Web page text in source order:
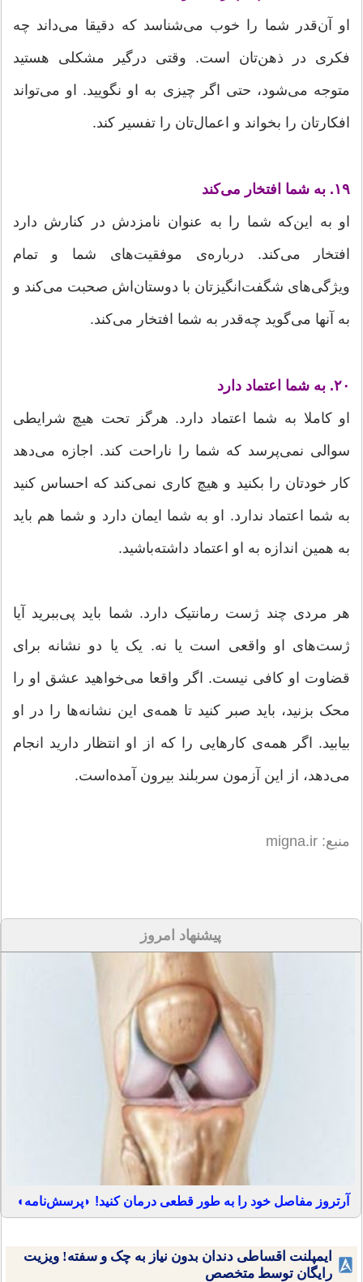
او آن‌قدر شما را خوب می‌شناسد که دقیقا می‌داند چه
فکری در ذهن‌تان است. وقتی درگیر مشکلی هستید
متوجه می‌شود، حتی اگر چیزی به او نگویید. او می‌تواند
افکارتان را بخواند و اعمال‌تان را تفسیر کند.
۱۹. به شما افتخار می‌کند
او به این‌که شما را به عنوان نامزدش در کنارش دارد
افتخار می‌کند. درباره‌ی موفقیت‌های شما و تمام
ویژگی‌های شگفت‌انگیزتان با دوستان‌اش صحبت می‌کند و
به آنها می‌گوید چه‌قدر به شما افتخار می‌کند.
۲۰. به شما اعتماد دارد
او کاملا به شما اعتماد دارد. هرگز تحت هیچ شرایطی
سوالی نمی‌پرسد که شما را ناراحت کند. اجازه می‌دهد
کار خودتان را بکنید و هیچ کاری نمی‌کند که احساس کنید
به شما اعتماد ندارد. او به شما ایمان دارد و شما هم باید
به همین اندازه به او اعتماد داشته‌باشید.
هر مردی چند ژست رمانتیک دارد. شما باید پی‌ببرید آیا
ژست‌های او واقعی است یا نه. یک یا دو نشانه برای
قضاوت او کافی نیست. اگر واقعا می‌خواهید عشق او را
محک بزنید، باید صبر کنید تا همه‌ی این نشانه‌ها را در او
بیابید. اگر همه‌ی کارهایی را که از او انتظار دارید انجام
می‌دهد، از این آزمون سربلند بیرون آمده‌است.
منبع: migna.ir
پیشنهاد امروز
آرتروز مفاصل خود را به طور قطعی درمان کنید! ◗پرسش‌نامه◖
ایمپلنت اقساطی دندان بدون نیاز به چک و سفته! ویزیت
رایگان توسط متخصص